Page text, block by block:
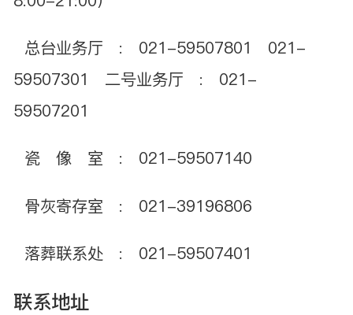
总台业务厅 : 021-59507801 021-
59507301 二号业务厅 : 021-
59507201
瓷 像 室 : 021-59507140
骨灰寄存室 : 021-39196806
落葬联系处 : 021-59507401
联系地址